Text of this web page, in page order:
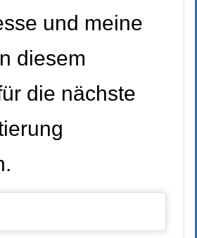
und meine
diesem
die nächste